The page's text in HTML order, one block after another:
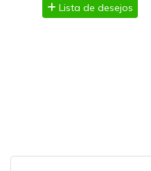
Lista de desejos